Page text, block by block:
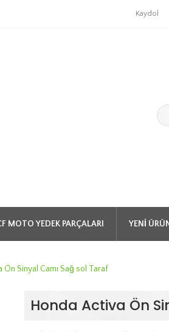
Kaydol
MOTO YEDEK PARÇALARI YENI
Ön Sinyal Camı Sağ sol Taraf
Honda Activa Ön